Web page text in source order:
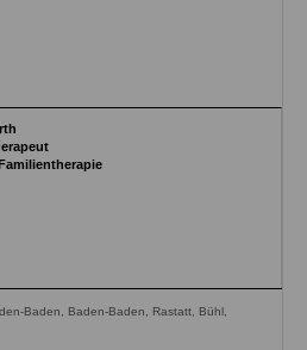
Baden, Baden-Baden, Rastatt, Bühl,